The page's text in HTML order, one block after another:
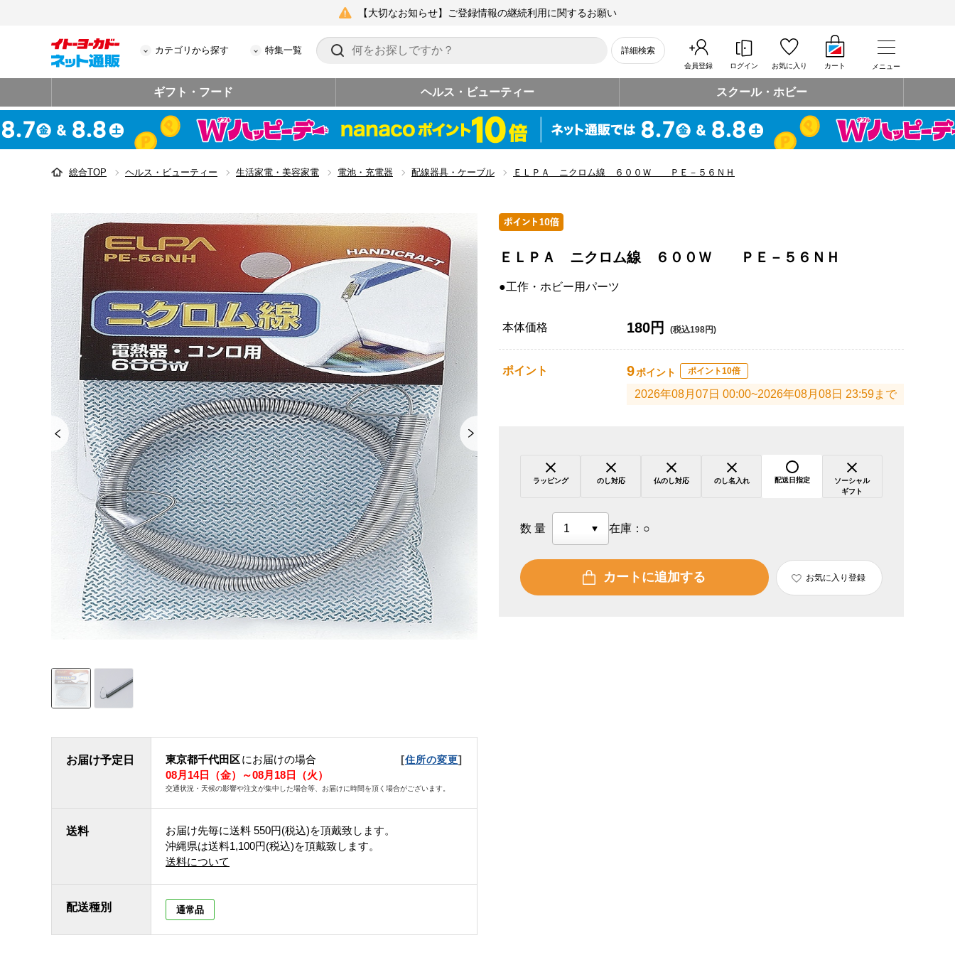
【大切なお知らせ】ご登録情報の継続利用に関するお願い
カテゴリから探す 特集一覧 詳細検索
会員登録 ログイン お気に入り カート メニュー
ギフト・フード ヘルス・ビューティー スクール・ホビー
総合TOP ヘルス・ビューティー 生活家電・美容家電 電池・充電器 配線器具・ケーブル ＥＬＰＡ ニクロム線 ６００Ｗ ＰＥ－５６ＮＨ
お届け予定日 東京都千代田区にお届けの場合 [住所の変更]
08月14日（金）～08月18日（火）
交通状況・天候の影響や注文が集中した場合等、お届けに時間を頂く場合がございます。
送料 お届け先毎に送料 550円(税込)を頂戴致します。
沖縄県は送料1,100円(税込)を頂戴致します。
送料について
配送種別 通常品
ＥＬＰＡ ニクロム線 ６００Ｗ ＰＥ－５６ＮＨ
●工作・ホビー用パーツ
本体価格 180円 (税込198円)
ポイント 9ポイント ポイント10倍
2026年08月07日 00:00~2026年08月08日 23:59まで
ラッピング のし対応 仏のし対応 のし名入れ 配送日指定
ソーシャル
ギフト
数量 在庫： ○
カートに追加する お気に入り登録